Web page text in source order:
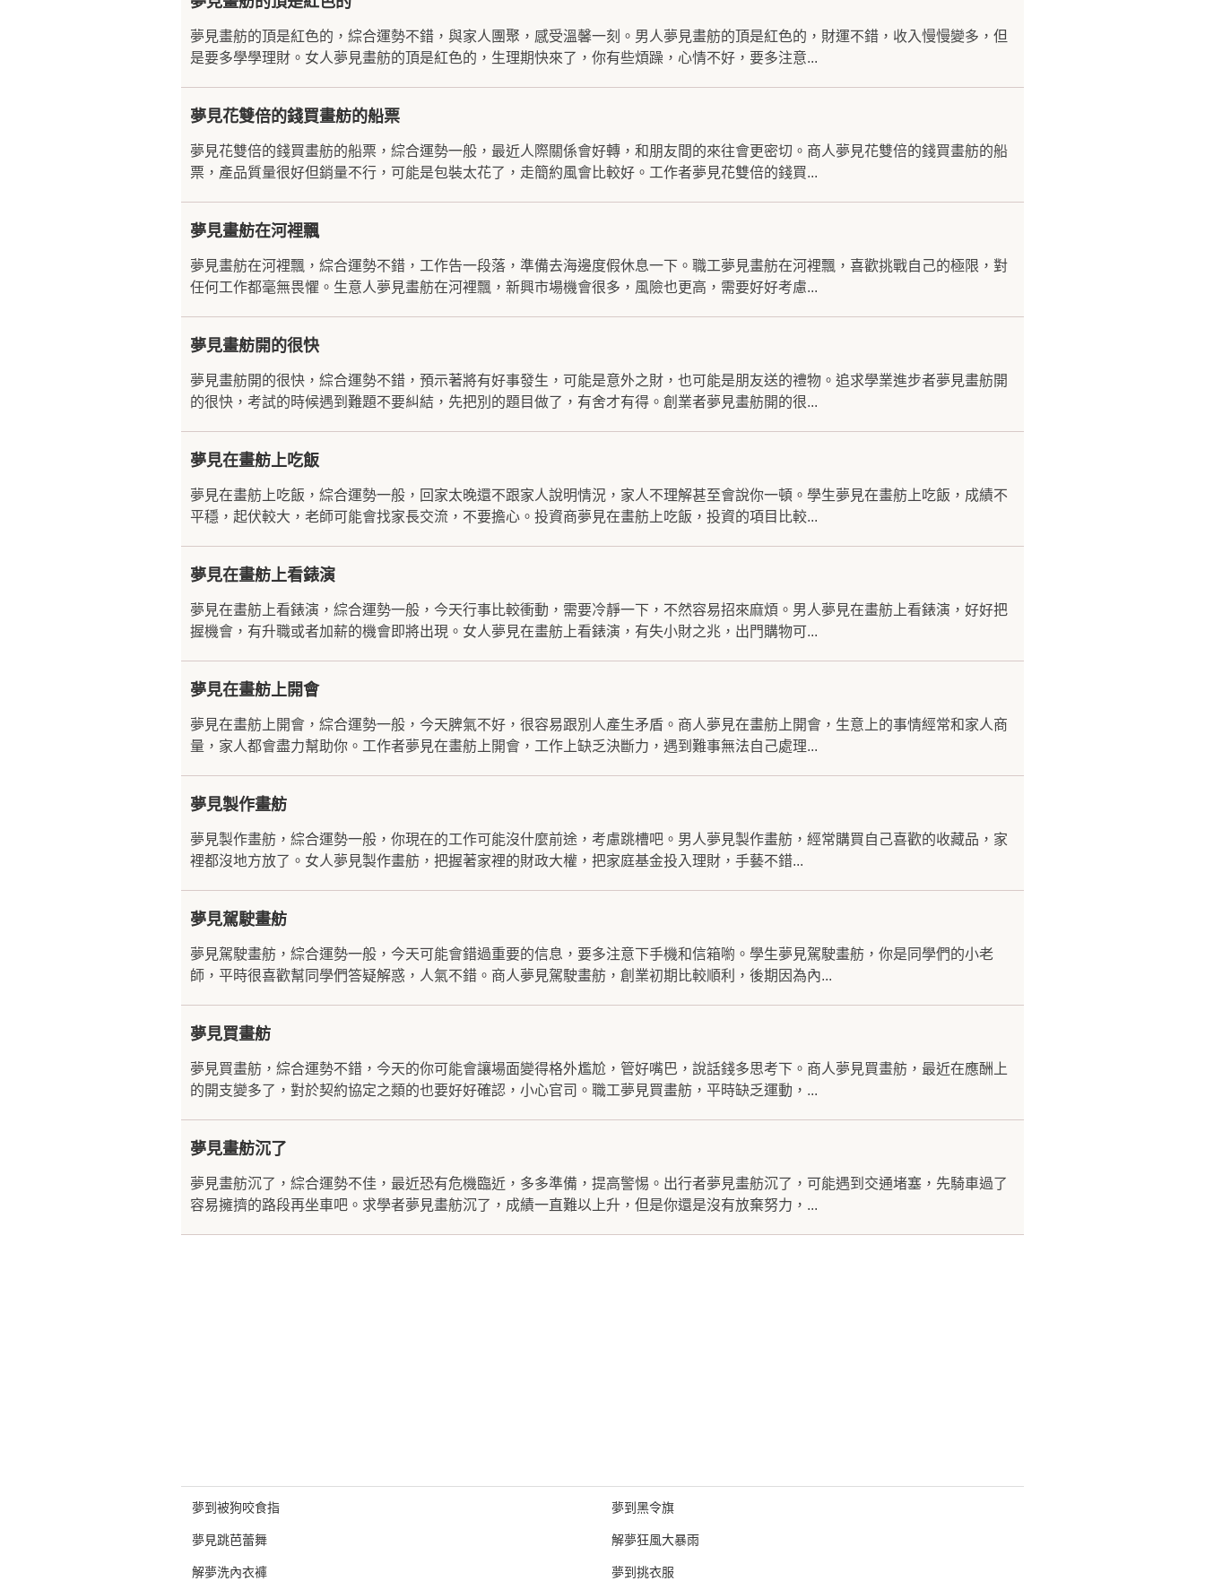
夢見畫舫的頂是紅色的，綜合運勢不錯，與家人團聚，感受溫馨一刻。男人夢見畫舫的頂是紅色的，財運不錯，收入慢慢變多，但
是要多學學理財。女人夢見畫舫的頂是紅色的，生理期快來了，你有些煩躁，心情不好，要多注意...
夢見花雙倍的錢買畫舫的船票
夢見花雙倍的錢買畫舫的船票，綜合運勢一般，最近人際關係會好轉，和朋友間的來往會更密切。商人夢見花雙倍的錢買畫舫的船
票，產品質量很好但銷量不行，可能是包裝太花了，走簡約風會比較好。工作者夢見花雙倍的錢買...
夢見畫舫在河裡飄
夢見畫舫在河裡飄，綜合運勢不錯，工作告一段落，準備去海邊度假休息一下。職工夢見畫舫在河裡飄，喜歡挑戰自己的極限，對
任何工作都毫無畏懼。生意人夢見畫舫在河裡飄，新興市場機會很多，風險也更高，需要好好考慮...
夢見畫舫開的很快
夢見畫舫開的很快，綜合運勢不錯，預示著將有好事發生，可能是意外之財，也可能是朋友送的禮物。追求學業進步者夢見畫舫開
的很快，考試的時候遇到難題不要糾結，先把別的題目做了，有舍才有得。創業者夢見畫舫開的很...
夢見在畫舫上吃飯
夢見在畫舫上吃飯，綜合運勢一般，回家太晚還不跟家人說明情況，家人不理解甚至會說你一頓。學生夢見在畫舫上吃飯，成績不
平穩，起伏較大，老師可能會找家長交流，不要擔心。投資商夢見在畫舫上吃飯，投資的項目比較...
夢見在畫舫上看錶演
夢見在畫舫上看錶演，綜合運勢一般，今天行事比較衝動，需要冷靜一下，不然容易招來麻煩。男人夢見在畫舫上看錶演，好好把
握機會，有升職或者加薪的機會即將出現。女人夢見在畫舫上看錶演，有失小財之兆，出門購物可...
夢見在畫舫上開會
夢見在畫舫上開會，綜合運勢一般，今天脾氣不好，很容易跟別人產生矛盾。商人夢見在畫舫上開會，生意上的事情經常和家人商
量，家人都會盡力幫助你。工作者夢見在畫舫上開會，工作上缺乏決斷力，遇到難事無法自己處理...
夢見製作畫舫
夢見製作畫舫，綜合運勢一般，你現在的工作可能沒什麼前途，考慮跳槽吧。男人夢見製作畫舫，經常購買自己喜歡的收藏品，家
裡都沒地方放了。女人夢見製作畫舫，把握著家裡的財政大權，把家庭基金投入理財，手藝不錯...
夢見駕駛畫舫
夢見駕駛畫舫，綜合運勢一般，今天可能會錯過重要的信息，要多注意下手機和信箱喲。學生夢見駕駛畫舫，你是同學們的小老
師，平時很喜歡幫同學們答疑解惑，人氣不錯。商人夢見駕駛畫舫，創業初期比較順利，後期因為內...
夢見買畫舫
夢見買畫舫，綜合運勢不錯，今天的你可能會讓場面變得格外尷尬，管好嘴巴，說話錢多思考下。商人夢見買畫舫，最近在應酬上
的開支變多了，對於契約協定之類的也要好好確認，小心官司。職工夢見買畫舫，平時缺乏運動，...
夢見畫舫沉了
夢見畫舫沉了，綜合運勢不佳，最近恐有危機臨近，多多準備，提高警惕。出行者夢見畫舫沉了，可能遇到交通堵塞，先騎車過了
容易擁擠的路段再坐車吧。求學者夢見畫舫沉了，成績一直難以上升，但是你還是沒有放棄努力，...
夢到被狗咬食指
夢見跳芭蕾舞
解夢洗內衣褲
夢到黑令旗
解夢狂風大暴雨
夢到挑衣服